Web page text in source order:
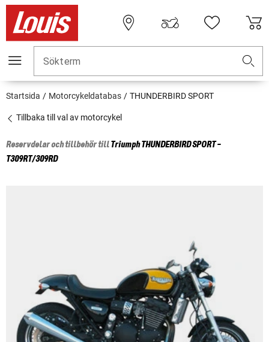
Sökterm
Startsida Motorcykeldatabas THUNDERBIRD SPORT
Tillbaka till val av motorcykel
Reservdelar och tillbehör tillTriumphTHUNDERBIRD SPORT -
T309RT/309RD